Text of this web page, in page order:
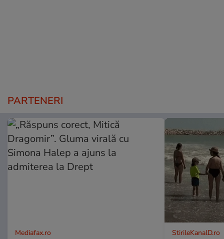
PARTENERI
Mediafax.ro StirileKanalD.ro